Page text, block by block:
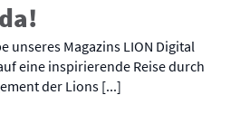
unseres Magazins LION Digital
eine inspirierende Reise durch
der Lions [...]